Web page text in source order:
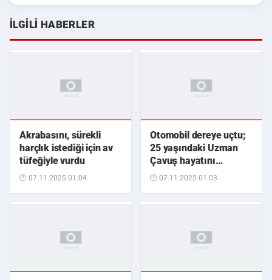
İLGILI HABERLER
Akrabasını, sürekli
harçlık istediği için av
tüfeğiyle vurdu
🕐 07.11.2025 01:04
Otomobil dereye uçtu;
25 yaşındaki Uzman
Çavuş hayatını
kaybetti
🕐 07.11.2025 01:03